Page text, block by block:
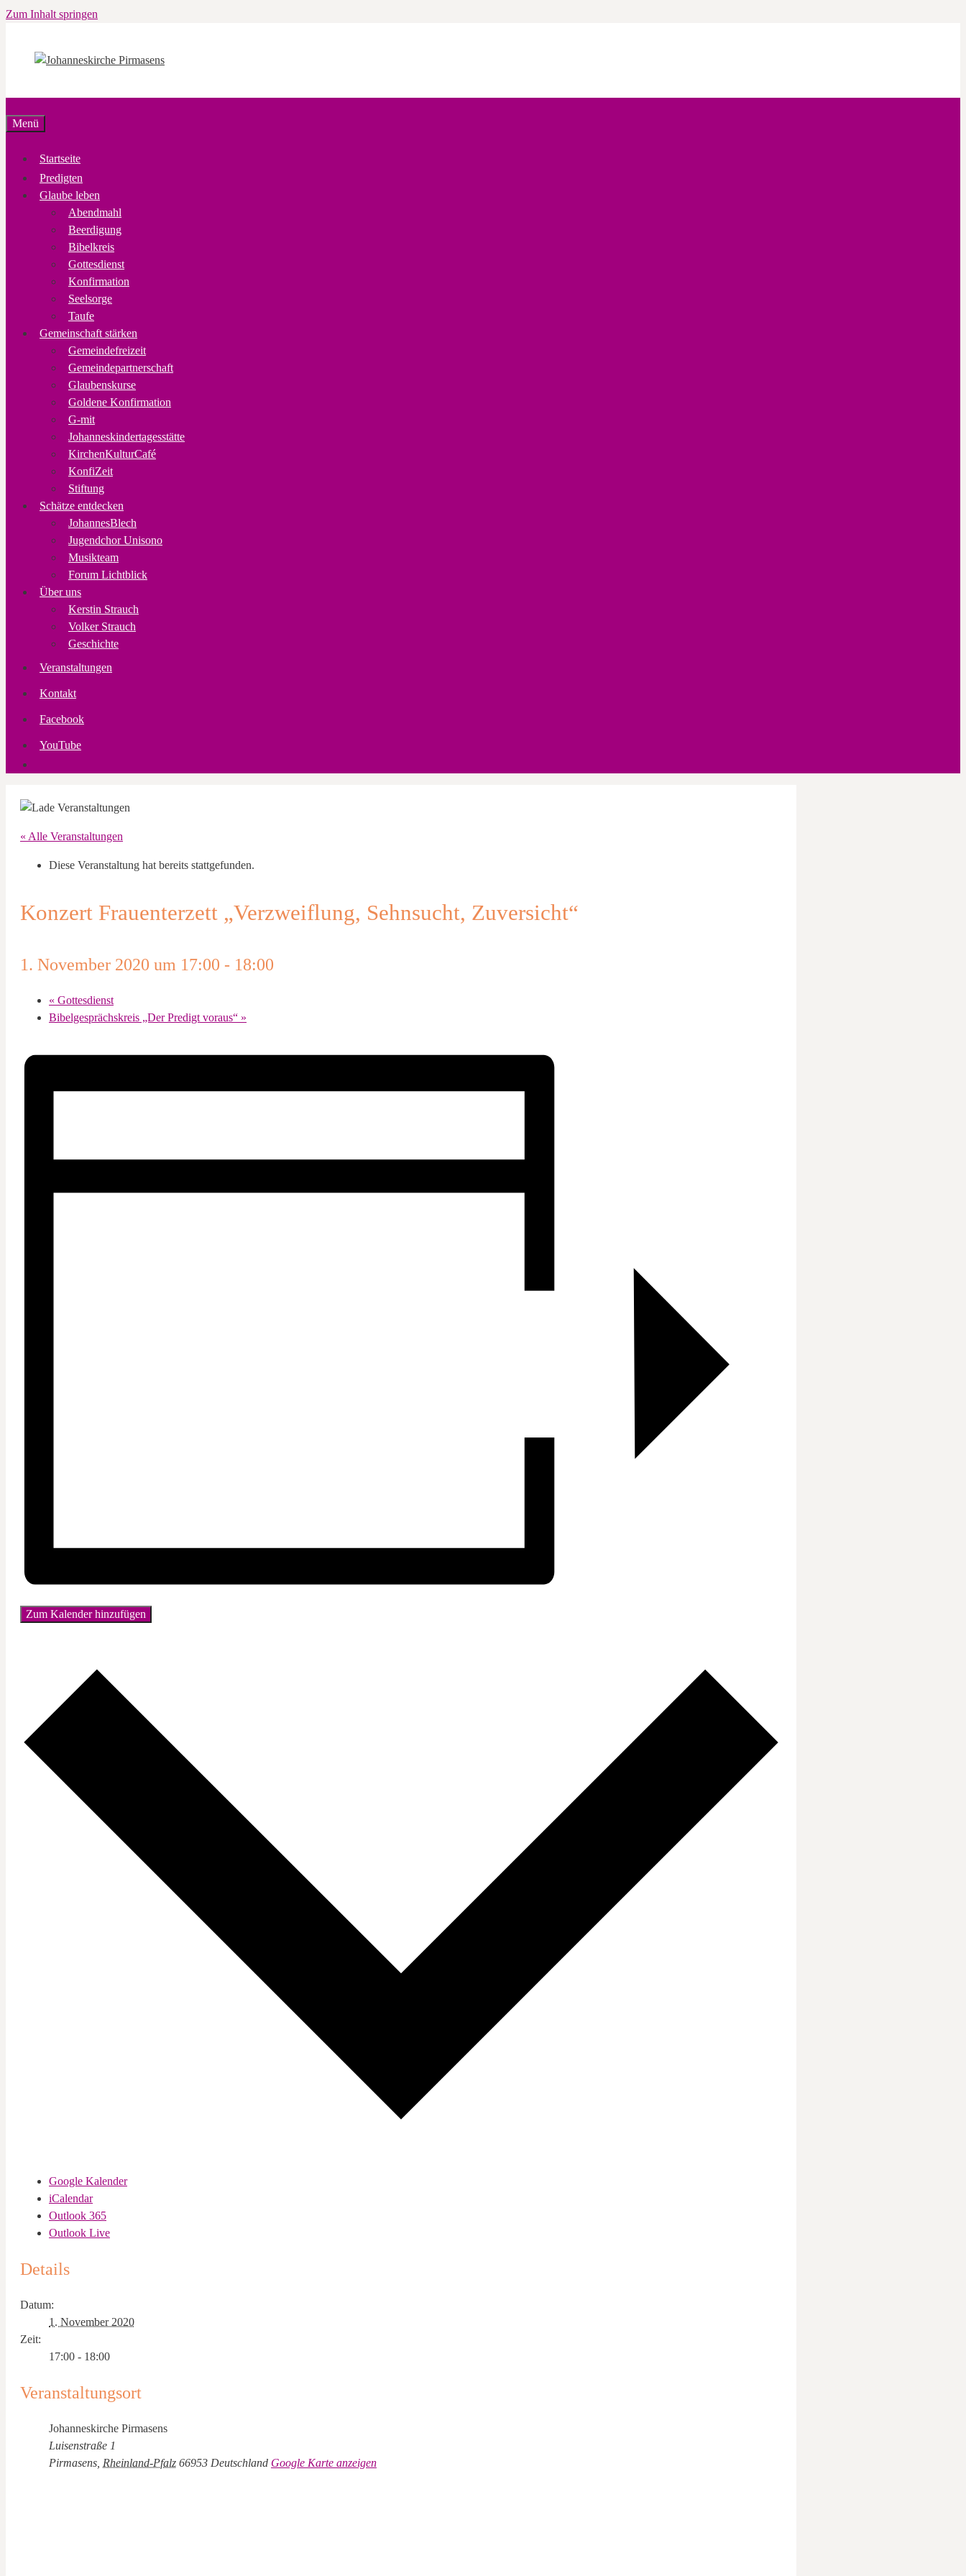
Zum Inhalt springen
Menü
Startseite
Predigten
Glaube leben
Abendmahl
Beerdigung
Bibelkreis
Gottesdienst
Konfirmation
Seelsorge
Taufe
Gemeinschaft stärken
Gemeindefreizeit
Gemeindepartnerschaft
Glaubenskurse
Goldene Konfirmation
G-mit
Johanneskindertagesstätte
KirchenKulturCafé
KonfiZeit
Stiftung
Schätze entdecken
JohannesBlech
Jugendchor Unisono
Musikteam
Forum Lichtblick
Über uns
Kerstin Strauch
Volker Strauch
Geschichte
Veranstaltungen
Kontakt
Facebook
YouTube
« Alle Veranstaltungen
Diese Veranstaltung hat bereits stattgefunden.
Konzert Frauenterzett „Verzweiflung, Sehnsucht, Zuversicht“
1. November 2020 um 17:00 - 18:00
« Gottesdienst
Bibelgesprächskreis „Der Predigt voraus“ »
Zum Kalender hinzufügen
Google Kalender
iCalendar
Outlook 365
Outlook Live
Details
Datum:
1. November 2020
Zeit:
17:00 - 18:00
Veranstaltungsort
Johanneskirche Pirmasens
Luisenstraße 1
Pirmasens Rheinland-Pfalz 66953 Deutschland Google Karte anzeigen